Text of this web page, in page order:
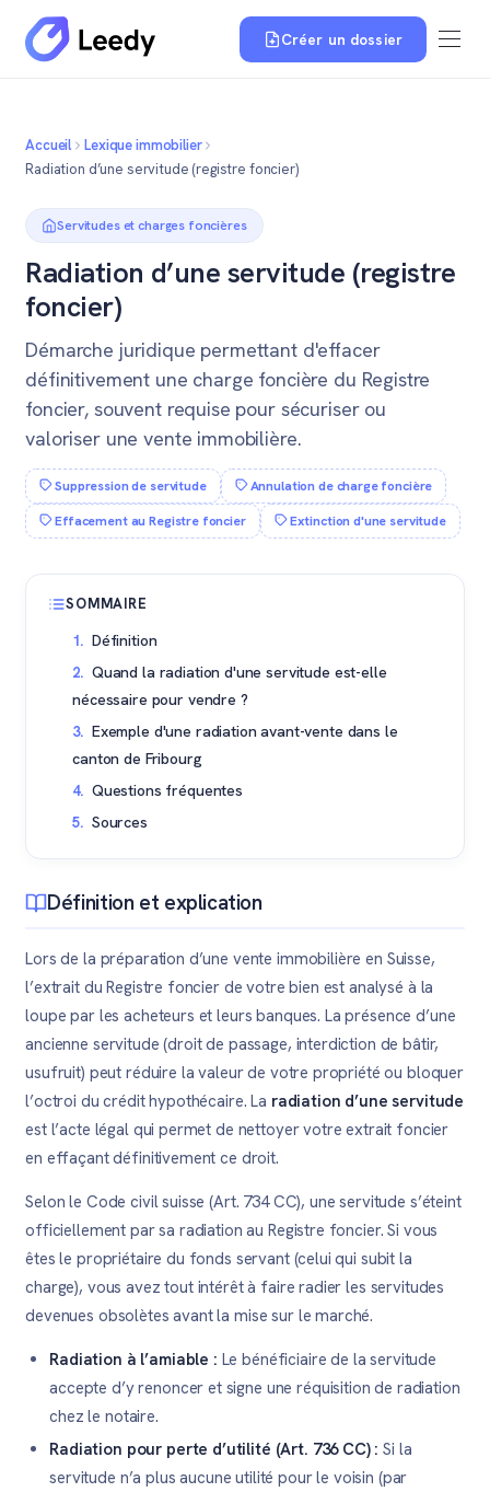
Créer un dossier
Accueil
Lexique immobilier
Radiation d’une servitude (registre foncier)
Servitudes et charges foncières
Radiation d’une servitude (registre
foncier)
Démarche juridique permettant d'effacer
définitivement une charge foncière du Registre
foncier, souvent requise pour sécuriser ou
valoriser une vente immobilière.
Suppression de servitude
Annulation de charge foncière
Effacement au Registre foncier
Extinction d'une servitude
SOMMAIRE
Définition
Quand la radiation d'une servitude est-elle
nécessaire pour vendre ?
Exemple d'une radiation avant-vente dans le
canton de Fribourg
Questions fréquentes
Sources
Définition et explication
Lors de la préparation d’une vente immobilière en Suisse,
l’extrait du Registre foncier de votre bien est analysé à la
loupe par les acheteurs et leurs banques. La présence d’une
ancienne servitude (droit de passage, interdiction de bâtir,
usufruit) peut réduire la valeur de votre propriété ou bloquer
l’octroi du crédit hypothécaire. La radiation d’une servitude
est l’acte légal qui permet de nettoyer votre extrait foncier
en effaçant définitivement ce droit.
Selon le Code civil suisse (Art. 734 CC), une servitude s’éteint
officiellement par sa radiation au Registre foncier. Si vous
êtes le propriétaire du fonds servant (celui qui subit la
charge), vous avez tout intérêt à faire radier les servitudes
devenues obsolètes avant la mise sur le marché.
Radiation à l’amiable : Le bénéficiaire de la servitude
accepte d’y renoncer et signe une réquisition de radiation
chez le notaire.
Radiation pour perte d’utilité (Art. 736 CC) : Si la
servitude n’a plus aucune utilité pour le voisin (par